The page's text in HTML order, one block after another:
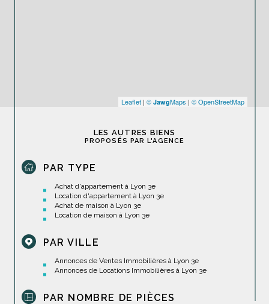
Leaflet | © JawgMaps | © OpenStreetMap
LES AUTRES BIENS
PROPOSÉS PAR L'AGENCE
PAR TYPE
Achat d'appartement à Lyon 3e
Location d'appartement à Lyon 3e
Achat de maison à Lyon 3e
Location de maison à Lyon 3e
PAR VILLE
Annonces de Ventes Immobilières à Lyon 3e
Annonces de Locations Immobilières à Lyon 3e
PAR NOMBRE DE PIÈCES